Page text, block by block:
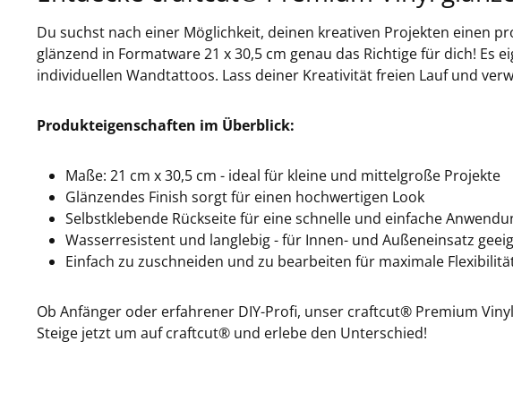
Du suchst nach einer Möglichkeit, deinen kreativen Projekten einen
glänzend in Formatware 21 x 30,5 cm genau das Richtige für dich!
individuellen Wandtattoos. Lass deiner Kreativität freien Lauf und
Produkteigenschaften im Überblick:
Maße: 21 cm x 30,5 cm - ideal für kleine und mittelgroße Projekte
Glänzendes Finish sorgt für einen hochwertigen Look
Selbstklebende Rückseite für eine schnelle und einfache
Wasserresistent und langlebig - für Innen- und Außeneinsatz
Einfach zu zuschneiden und zu bearbeiten für maximale
Ob Anfänger oder erfahrener DIY-Profi, unser craftcut® Premium
Steige jetzt um auf craftcut® und erlebe den Unterschied!